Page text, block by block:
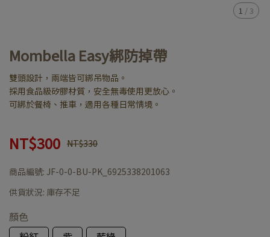
1 / 3
Mombella Easy綁防掉帶
雙頭設計，兩端皆可綁吊物品。
採用食品級矽膠材質，安全無毒使用更放心。
可綁於餐椅、推車，適用各種日常情境。
NT$300 NT$330
商品編號: JF-0-0-BU-PK_6925338201063
供貨狀況: 庫存不足
顏色